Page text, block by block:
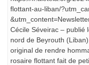
flottant-au-liban/
Cécile Séveirac – publié
nord de Beyrouth
original de rendre
rosaire flottant fait de